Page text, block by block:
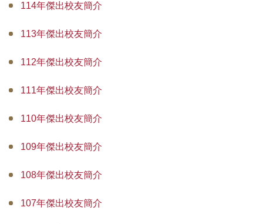
114年傑出校友簡介
113年傑出校友簡介
112年傑出校友簡介
111年傑出校友簡介
110年傑出校友簡介
109年傑出校友簡介
108年傑出校友簡介
107年傑出校友簡介